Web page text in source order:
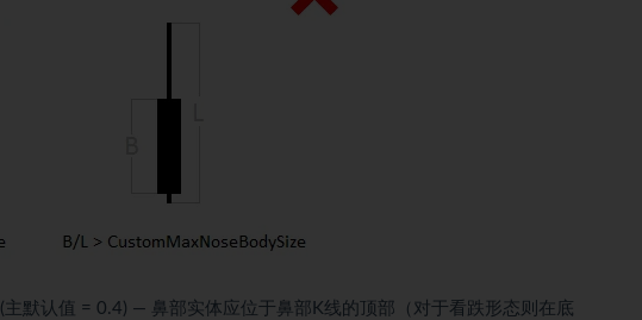
(主默认值 = 0.4) — 鼻部实体应位于鼻部K线的顶部（对于看跌形态则在底